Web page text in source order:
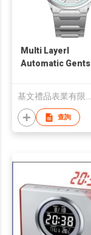
Multi Layerl
Automatic Gents
基文禮品表業有限公司
查詢